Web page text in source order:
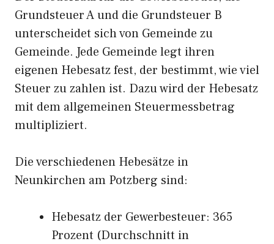
Grundsteuer A und die Grundsteuer B
unterscheidet sich von Gemeinde zu
Gemeinde. Jede Gemeinde legt ihren
eigenen Hebesatz fest, der bestimmt, wie viel
Steuer zu zahlen ist. Dazu wird der Hebesatz
mit dem allgemeinen Steuermessbetrag
multipliziert.
Die verschiedenen Hebesätze in
Neunkirchen am Potzberg sind:
Hebesatz der Gewerbesteuer: 365
Prozent (Durchschnitt in